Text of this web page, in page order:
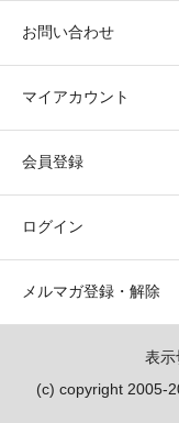
お問い合わせ
マイアカウント
会員登録
ログイン
メルマガ登録・解除
表示
(c) copyright 2005-